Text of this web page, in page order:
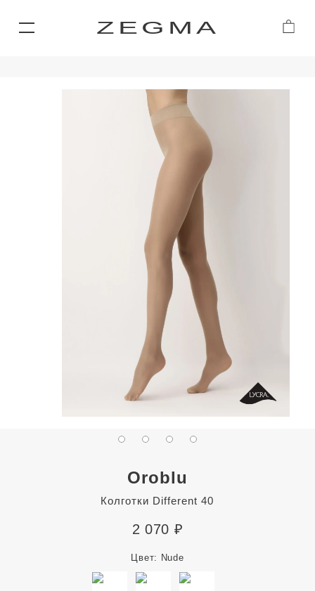
ZEGMA
Oroblu
Колготки Different 40
2 070 ₽
Цвет: Nude